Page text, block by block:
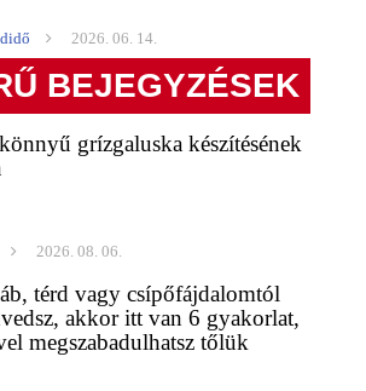
2026. 06. 14.
BEJEGYZÉSEK
grízgaluska készítésének
2026. 08. 06.
térd vagy csípőfájdalomtól
akkor itt van 6 gyakorlat,
megszabadulhatsz tőlük